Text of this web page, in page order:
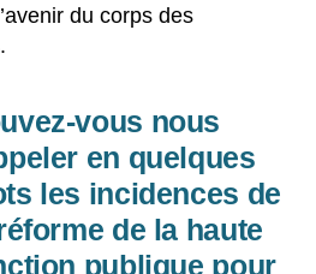
du corps des
vous nous
en quelques
les incidences de
de la haute
publique pour